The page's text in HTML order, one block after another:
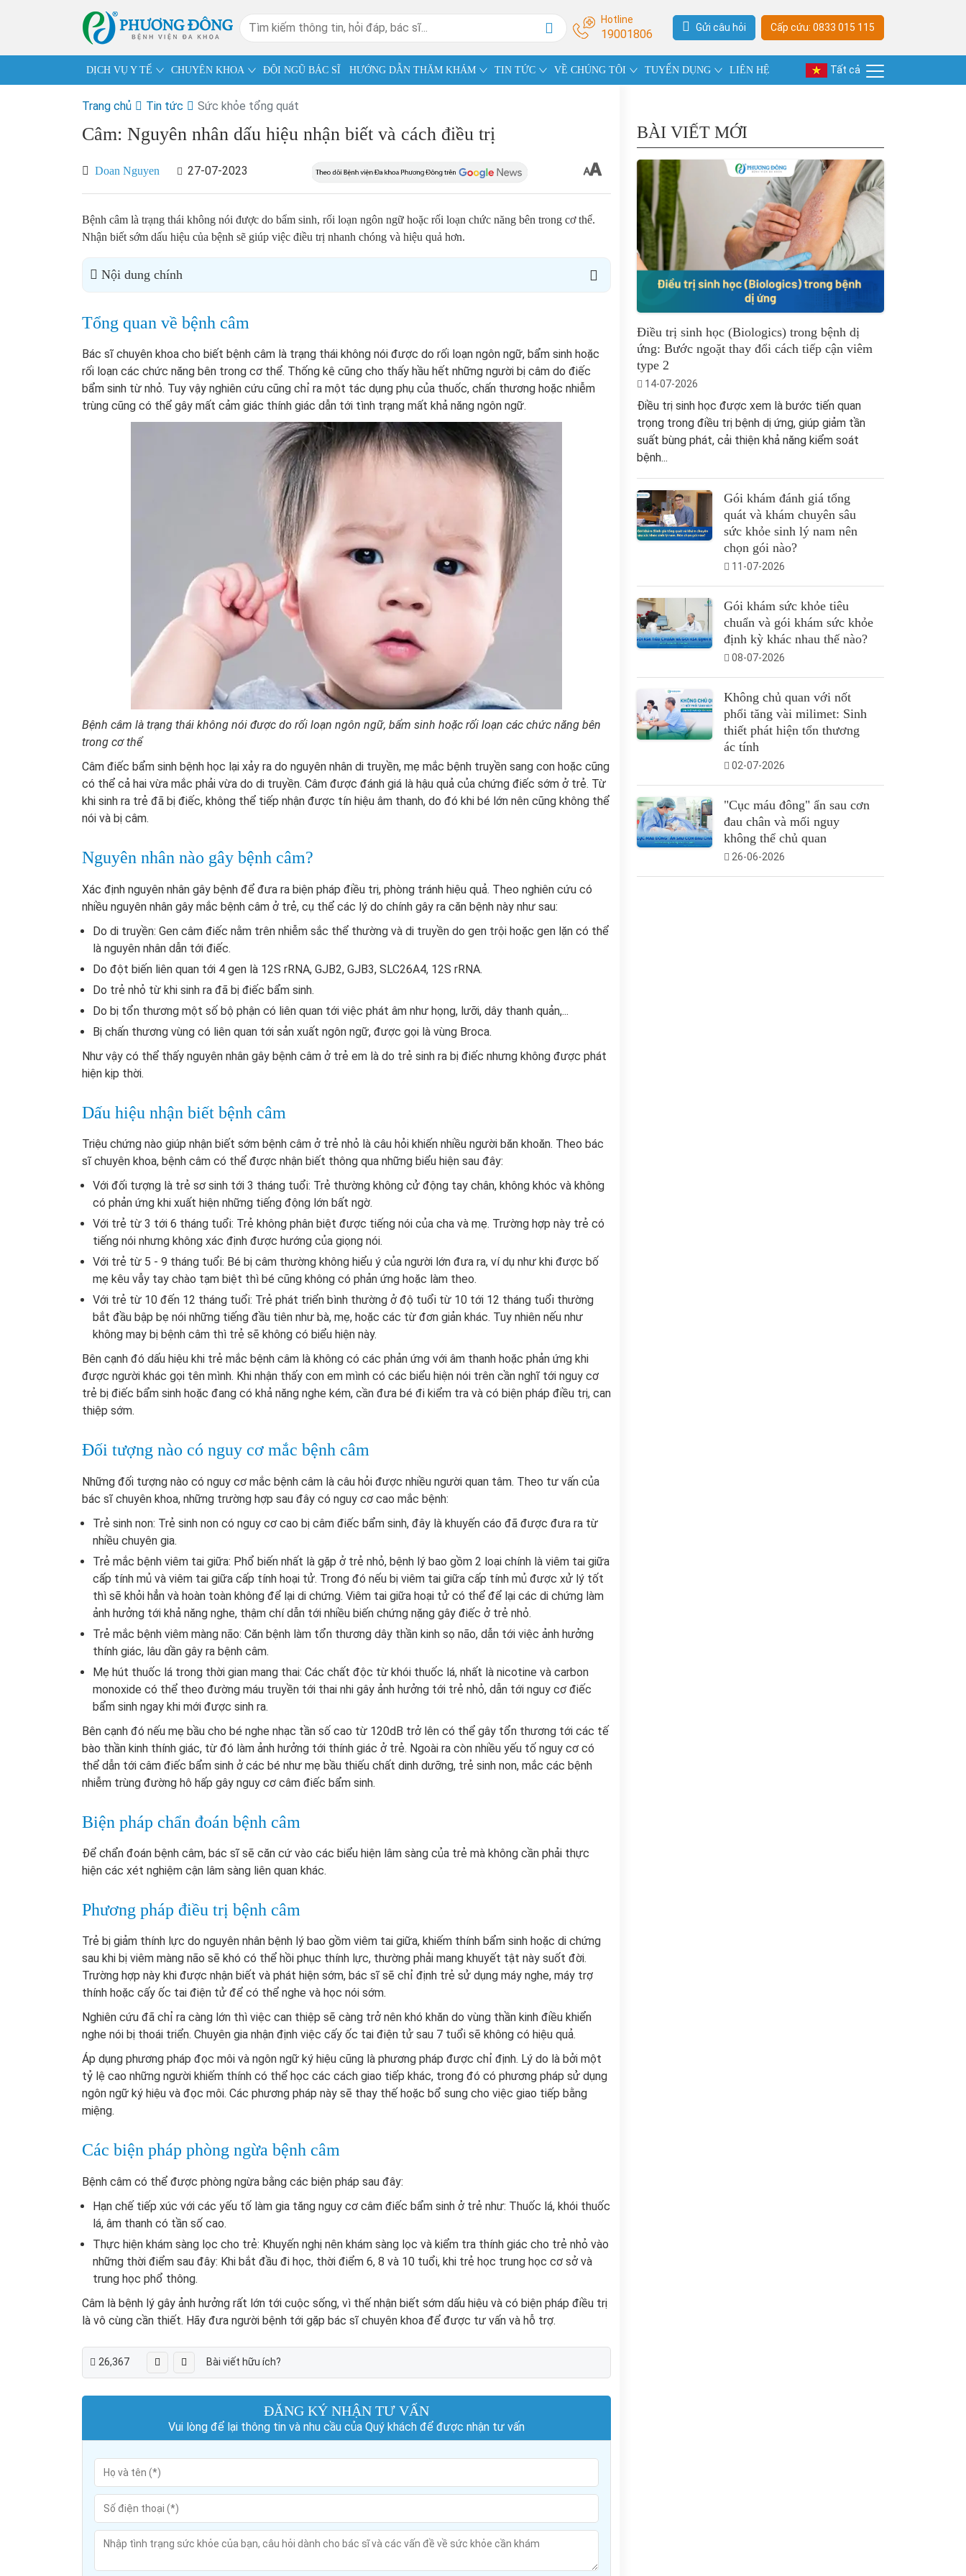
Hotline
19001806 Gửi câu hỏi Cấp cứu: 0833 015 115
DỊCH VỤ Y TẾ CHUYÊN KHOA ĐỘI NGŨ BÁC SĨ HƯỚNG DẪN THĂM KHÁM TIN TỨC VỀ CHÚNG TÔI TUYỂN DỤNG LIÊN HỆ Tất cả
Trang chủ Tin tức Sức khỏe tổng quát
Câm: Nguyên nhân dấu hiệu nhận biết và cách điều trị
Doan Nguyen 27-07-2023
Bệnh câm là trạng thái không nói được do bẩm sinh, rối loạn ngôn ngữ hoặc rối loạn chức năng bên trong cơ thể.
Nhận biết sớm dấu hiệu của bệnh sẽ giúp việc điều trị nhanh chóng và hiệu quả hơn.
Nội dung chính
Tổng quan về bệnh câm
Bác sĩ chuyên khoa cho biết bệnh câm là trạng thái không nói được do rối loạn ngôn ngữ, bẩm sinh hoặc
rối loạn các chức năng bên trong cơ thể. Thống kê cũng cho thấy hầu hết những người bị câm do điếc
bẩm sinh từ nhỏ. Tuy vậy nghiên cứu cũng chỉ ra một tác dụng phụ của thuốc, chấn thương hoặc nhiễm
trùng cũng có thể gây mất cảm giác thính giác dẫn tới tình trạng mất khả năng ngôn ngữ.
Bệnh câm là trạng thái không nói được do rối loạn ngôn ngữ, bẩm sinh hoặc rối loạn các chức năng bên
trong cơ thể
Câm điếc bẩm sinh bệnh học lại xảy ra do nguyên nhân di truyền, mẹ mắc bệnh truyền sang con hoặc cũng
có thể cả hai vừa mắc phải vừa do di truyền. Câm được đánh giá là hậu quả của chứng điếc sớm ở trẻ. Từ
khi sinh ra trẻ đã bị điếc, không thể tiếp nhận được tín hiệu âm thanh, do đó khi bé lớn nên cũng không thể
nói và bị câm.
Nguyên nhân nào gây bệnh câm?
Xác định nguyên nhân gây bệnh để đưa ra biện pháp điều trị, phòng tránh hiệu quả. Theo nghiên cứu có
nhiều nguyên nhân gây mắc bệnh câm ở trẻ, cụ thể các lý do chính gây ra căn bệnh này như sau:
Do di truyền: Gen câm điếc nằm trên nhiễm sắc thể thường và di truyền do gen trội hoặc gen lặn có thể
là nguyên nhân dẫn tới điếc.
Do đột biến liên quan tới 4 gen là 12S rRNA, GJB2, GJB3, SLC26A4, 12S rRNA.
Do trẻ nhỏ từ khi sinh ra đã bị điếc bẩm sinh.
Do bị tổn thương một số bộ phận có liên quan tới việc phát âm như họng, lưỡi, dây thanh quản,...
Bị chấn thương vùng có liên quan tới sản xuất ngôn ngữ, được gọi là vùng Broca.
Như vậy có thể thấy nguyên nhân gây bệnh câm ở trẻ em là do trẻ sinh ra bị điếc nhưng không được phát
hiện kịp thời.
Dấu hiệu nhận biết bệnh câm
Triệu chứng nào giúp nhận biết sớm bệnh câm ở trẻ nhỏ là câu hỏi khiến nhiều người băn khoăn. Theo bác
sĩ chuyên khoa, bệnh câm có thể được nhận biết thông qua những biểu hiện sau đây:
Với đối tượng là trẻ sơ sinh tới 3 tháng tuổi: Trẻ thường không cử động tay chân, không khóc và không
có phản ứng khi xuất hiện những tiếng động lớn bất ngờ.
Với trẻ từ 3 tới 6 tháng tuổi: Trẻ không phân biệt được tiếng nói của cha và mẹ. Trường hợp này trẻ có
tiếng nói nhưng không xác định được hướng của giọng nói.
Với trẻ từ 5 - 9 tháng tuổi: Bé bị câm thường không hiểu ý của người lớn đưa ra, ví dụ như khi được bố
mẹ kêu vẫy tay chào tạm biệt thì bé cũng không có phản ứng hoặc làm theo.
Với trẻ từ 10 đến 12 tháng tuổi: Trẻ phát triển bình thường ở độ tuổi từ 10 tới 12 tháng tuổi thường
bắt đầu bập bẹ nói những tiếng đầu tiên như bà, mẹ, hoặc các từ đơn giản khác. Tuy nhiên nếu như
không may bị bệnh câm thì trẻ sẽ không có biểu hiện này.
Bên cạnh đó dấu hiệu khi trẻ mắc bệnh câm là không có các phản ứng với âm thanh hoặc phản ứng khi
được người khác gọi tên mình. Khi nhận thấy con em mình có các biểu hiện nói trên cần nghĩ tới nguy cơ
trẻ bị điếc bẩm sinh hoặc đang có khả năng nghe kém, cần đưa bé đi kiểm tra và có biện pháp điều trị, can
thiệp sớm.
Đối tượng nào có nguy cơ mắc bệnh câm
Những đối tượng nào có nguy cơ mắc bệnh câm là câu hỏi được nhiều người quan tâm. Theo tư vấn của
bác sĩ chuyên khoa, những trường hợp sau đây có nguy cơ cao mắc bệnh:
Trẻ sinh non: Trẻ sinh non có nguy cơ cao bị câm điếc bẩm sinh, đây là khuyến cáo đã được đưa ra từ
nhiều chuyên gia.
Trẻ mắc bệnh viêm tai giữa: Phổ biến nhất là gặp ở trẻ nhỏ, bệnh lý bao gồm 2 loại chính là viêm tai giữa
cấp tính mủ và viêm tai giữa cấp tính hoại tử. Trong đó nếu bị viêm tai giữa cấp tính mủ được xử lý tốt
thì sẽ khỏi hẳn và hoàn toàn không để lại di chứng. Viêm tai giữa hoại tử có thể để lại các di chứng làm
ảnh hưởng tới khả năng nghe, thậm chí dẫn tới nhiều biến chứng nặng gây điếc ở trẻ nhỏ.
Trẻ mắc bệnh viêm màng não: Căn bệnh làm tổn thương dây thần kinh sọ não, dẫn tới việc ảnh hưởng
thính giác, lâu dần gây ra bệnh câm.
Mẹ hút thuốc lá trong thời gian mang thai: Các chất độc từ khói thuốc lá, nhất là nicotine và carbon
monoxide có thể theo đường máu truyền tới thai nhi gây ảnh hưởng tới trẻ nhỏ, dẫn tới nguy cơ điếc
bẩm sinh ngay khi mới được sinh ra.
Bên cạnh đó nếu mẹ bầu cho bé nghe nhạc tần số cao từ 120dB trở lên có thể gây tổn thương tới các tế
bào thần kinh thính giác, từ đó làm ảnh hưởng tới thính giác ở trẻ. Ngoài ra còn nhiều yếu tố nguy cơ có
thể dẫn tới câm điếc bẩm sinh ở các bé như mẹ bầu thiếu chất dinh dưỡng, trẻ sinh non, mắc các bệnh
nhiễm trùng đường hô hấp gây nguy cơ câm điếc bẩm sinh.
Biện pháp chẩn đoán bệnh câm
Để chẩn đoán bệnh câm, bác sĩ sẽ căn cứ vào các biểu hiện lâm sàng của trẻ mà không cần phải thực
hiện các xét nghiệm cận lâm sàng liên quan khác.
Phương pháp điều trị bệnh câm
Trẻ bị giảm thính lực do nguyên nhân bệnh lý bao gồm viêm tai giữa, khiếm thính bẩm sinh hoặc di chứng
sau khi bị viêm màng não sẽ khó có thể hồi phục thính lực, thường phải mang khuyết tật này suốt đời.
Trường hợp này khi được nhận biết và phát hiện sớm, bác sĩ sẽ chỉ định trẻ sử dụng máy nghe, máy trợ
thính hoặc cấy ốc tai điện tử để có thể nghe và học nói sớm.
Nghiên cứu đã chỉ ra càng lớn thì việc can thiệp sẽ càng trở nên khó khăn do vùng thần kinh điều khiển
nghe nói bị thoái triển. Chuyên gia nhận định việc cấy ốc tai điện tử sau 7 tuổi sẽ không có hiệu quả.
Áp dụng phương pháp đọc môi và ngôn ngữ ký hiệu cũng là phương pháp được chỉ định. Lý do là bởi một
tỷ lệ cao những người khiếm thính có thể học các cách giao tiếp khác, trong đó có phương pháp sử dụng
ngôn ngữ ký hiệu và đọc môi. Các phương pháp này sẽ thay thế hoặc bổ sung cho việc giao tiếp bằng
miệng.
Các biện pháp phòng ngừa bệnh câm
Bệnh câm có thể được phòng ngừa bằng các biện pháp sau đây:
Hạn chế tiếp xúc với các yếu tố làm gia tăng nguy cơ câm điếc bẩm sinh ở trẻ như: Thuốc lá, khói thuốc
lá, âm thanh có tần số cao.
Thực hiện khám sàng lọc cho trẻ: Khuyến nghị nên khám sàng lọc và kiểm tra thính giác cho trẻ nhỏ vào
những thời điểm sau đây: Khi bắt đầu đi học, thời điểm 6, 8 và 10 tuổi, khi trẻ học trung học cơ sở và
trung học phổ thông.
Câm là bệnh lý gây ảnh hưởng rất lớn tới cuộc sống, vì thế nhận biết sớm dấu hiệu và có biện pháp điều trị
là vô cùng cần thiết. Hãy đưa người bệnh tới gặp bác sĩ chuyên khoa để được tư vấn và hỗ trợ.
26,367 Bài viết hữu ích?
ĐĂNG KÝ NHẬN TƯ VẤN
Vui lòng để lại thông tin và nhu cầu của Quý khách để được nhận tư vấn
BÀI VIẾT MỚI
Điều trị sinh học (Biologics) trong bệnh dị
ứng: Bước ngoặt thay đổi cách tiếp cận viêm
type 2
14-07-2026
Điều trị sinh học được xem là bước tiến quan
trọng trong điều trị bệnh dị ứng, giúp giảm tần
suất bùng phát, cải thiện khả năng kiểm soát
bệnh...
Gói khám đánh giá tổng
quát và khám chuyên sâu
sức khỏe sinh lý nam nên
chọn gói nào?
11-07-2026
Gói khám sức khỏe tiêu
chuẩn và gói khám sức khỏe
định kỳ khác nhau thế nào?
08-07-2026
Không chủ quan với nốt
phổi tăng vài milimet: Sinh
thiết phát hiện tổn thương
ác tính
02-07-2026
"Cục máu đông" ẩn sau cơn
đau chân và mối nguy
không thể chủ quan
26-06-2026